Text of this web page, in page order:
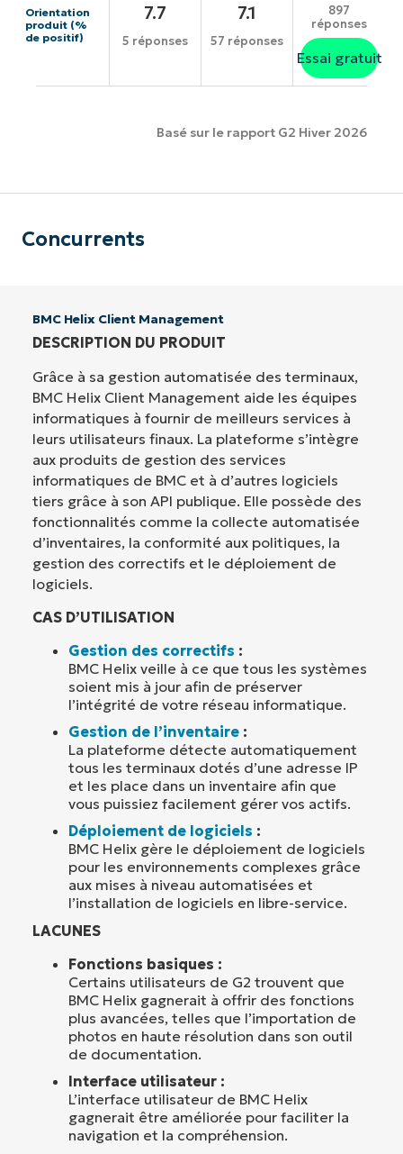
Orientation
produit (%
de positif)
7.7
5 réponses
7.1
57 réponses
897
réponses
Essai gratuit
Basé sur le rapport G2 Hiver 2026
Concurrents
BMC Helix Client Management
DESCRIPTION DU PRODUIT
Grâce à sa gestion automatisée des terminaux,
BMC Helix Client Management aide les équipes
informatiques à fournir de meilleurs services à
leurs utilisateurs finaux. La plateforme s’intègre
aux produits de gestion des services
informatiques de BMC et à d’autres logiciels
tiers grâce à son API publique. Elle possède des
fonctionnalités comme la collecte automatisée
d’inventaires, la conformité aux politiques, la
gestion des correctifs et le déploiement de
logiciels.
CAS D’UTILISATION
Gestion des correctifs :
BMC Helix veille à ce que tous les systèmes
soient mis à jour afin de préserver
l’intégrité de votre réseau informatique.
Gestion de l’inventaire :
La plateforme détecte automatiquement
tous les terminaux dotés d’une adresse IP
et les place dans un inventaire afin que
vous puissiez facilement gérer vos actifs.
Déploiement de logiciels :
BMC Helix gère le déploiement de logiciels
pour les environnements complexes grâce
aux mises à niveau automatisées et
l’installation de logiciels en libre-service.
LACUNES
Fonctions basiques :
Certains utilisateurs de G2 trouvent que
BMC Helix gagnerait à offrir des fonctions
plus avancées, telles que l’importation de
photos en haute résolution dans son outil
de documentation.
Interface utilisateur :
L’interface utilisateur de BMC Helix
gagnerait être améliorée pour faciliter la
navigation et la compréhension.